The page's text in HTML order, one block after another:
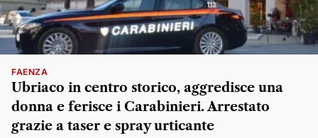
FAENZA
Ubriaco in centro storico, aggredisce una
donna e ferisce i Carabinieri. Arrestato
grazie a taser e spray urticante